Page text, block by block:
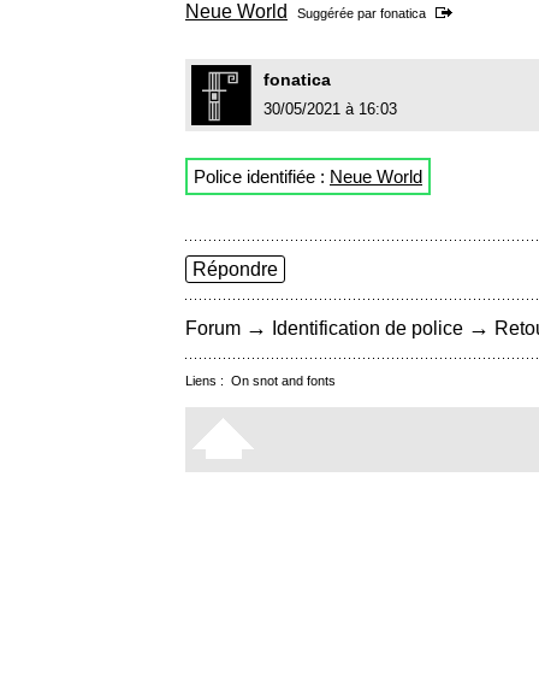
Neue World Suggérée par fonatica
fonatica
30/05/2021 à 16:03
Police identifiée : Neue World
Répondre
Forum → Identification de police →
Liens : On snot and fonts